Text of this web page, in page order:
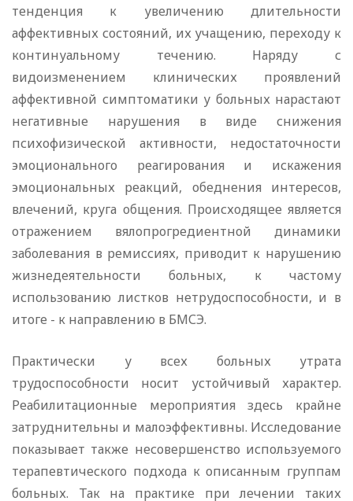
тенденция к увеличению длительности
аффективных состояний, их учащению, переходу к
континуальному течению. Наряду с
видоизменением клинических проявлений
аффективной симптоматики у больных нарастают
негативные нарушения в виде снижения
психофизической активности, недостаточности
эмоционального реагирования и искажения
эмоциональных реакций, обеднения интересов,
влечений, круга общения. Происходящее является
отражением вялопрогредиентной динамики
заболевания в ремиссиях, приводит к нарушению
жизнедеятельности больных, к частому
использованию листков нетрудоспособности, и в
итоге - к направлению в БМСЭ.
Практически у всех больных утрата
трудоспособности носит устойчивый характер.
Реабилитационные мероприятия здесь крайне
затруднительны и малоэффективны. Исследование
показывает также несовершенство используемого
терапевтического подхода к описанным группам
больных. Так на практике при лечении таких